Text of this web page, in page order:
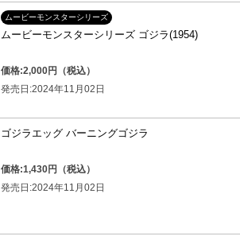
ムービーモンスターシリーズ
ムービーモンスターシリーズ ゴジラ(1954)
価格:2,000円（税込）
発売日:2024年11月02日
ゴジラエッグ バーニングゴジラ
価格:1,430円（税込）
発売日:2024年11月02日